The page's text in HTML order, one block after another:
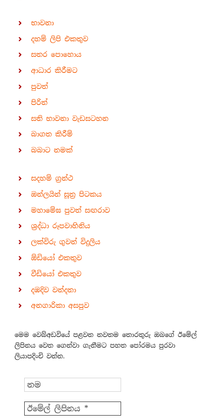
භාවනා
දහම් ලිපි එකතුව
සතර පොහොය
ආධාර කිරීමට
පුවත්
පිරිත්
සති භාවනා වැඩසටහන
බාගත කිරීම්
බබාට නමක්
සදහම් ග්‍රන්ථ
ඔන්ලයින් සූත්‍ර පිටකය
මහාමේඝ පුවත් සඟරාව
ශ්‍රද්ධා රූපවාහිනිය
ලක්විරු ගුවන් විදුලිය
ඕඩියෝ එකතුව
වීඩියෝ එකතුව
දඹදිව වන්දනා
අනගාරිකා අසපුව
මෙම වෙබ්අඩවියේ පළවන නවතම තොරතුරු ඔබගේ ඊමේල්
ලිපිනය වෙත ගෙන්වා ගැනීමට පහත පෝරමය පුරවා
ලියාපදිංචි වන්න.